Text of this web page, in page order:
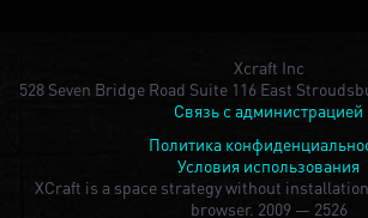
Xcraft Inc
528 Seven Bridge Road Suite 116 East
Связь с администрацией
Политика
Условия использования
XCraft is a space strategy without
browser. 2009 — 2526